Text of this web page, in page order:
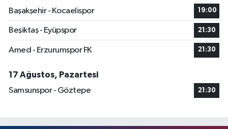
Başakşehir - Kocaelispor
19:00
Beşiktaş - Eyüpspor 21:30
Amed - Erzurumspor FK 21:30
17 Ağustos, Pazartesi
Samsunspor - Göztepe
21:30